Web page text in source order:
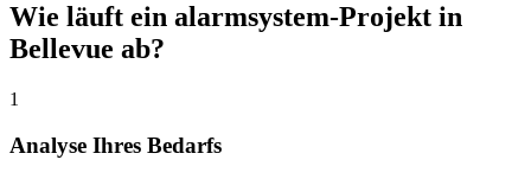
Wie läuft ein alarmsystem-Projekt in
Bellevue ab?
1
Analyse Ihres Bedarfs